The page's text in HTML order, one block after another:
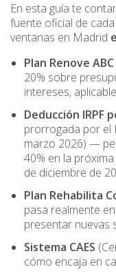
En esta guía te
fuente oficial de
ventanas en Madrid
Plan Renove
20% sobre
intereses,
Deducción IRPF
prorrogada por el
marzo 2026) —
40% en la
de diciembre de
Plan Rehabilita
pasa realmente
presentar nuevas
Sistema CAES
cómo encaja en